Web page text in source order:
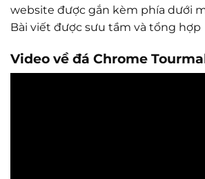
website được gắn kèm phía dưới
Bài viết được sưu tầm và tổng hợp
Video về đá Chrome